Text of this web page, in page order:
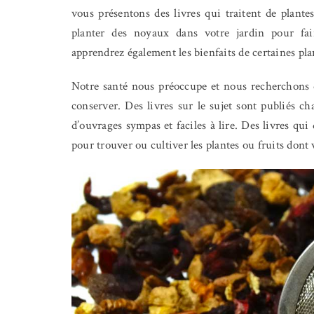
vous présentons des livres qui traitent de
planter des noyaux dans votre jardin pour
apprendrez également les bienfaits de certaines
Notre santé nous préoccupe et nous
conserver. Des livres sur le sujet sont publiés
d’ouvrages sympas et faciles à lire. Des livres
pour trouver ou cultiver les plantes ou fruits dont